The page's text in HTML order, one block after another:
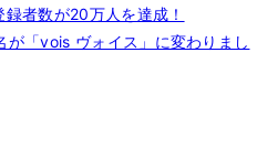
者数が20万人を達成！
「vois ヴォイス」に変わりまし